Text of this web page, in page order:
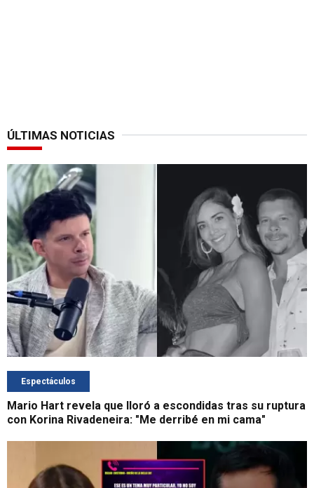
ÚLTIMAS NOTICIAS
Espectáculos
Mario Hart revela que lloró a escondidas tras su ruptura
con Korina Rivadeneira: "Me derribé en mi cama"